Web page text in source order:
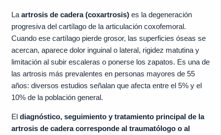
La artrosis de cadera (coxartrosis)es la degeneración
progresiva del cartílago de la articulación coxofemoral.
Cuando ese cartílago pierde grosor, las superficies óseas se
acercan, aparece dolor inguinal o lateral, rigidez matutina y
limitación al subir escaleras o ponerse los zapatos. Es una de
las artrosis más prevalentes en personas mayores de 55
años: diversos estudios señalan que afecta entre el 5% y el
10% de la población general.
El diagnóstico, seguimiento y tratamiento principal de la
artrosis de cadera corresponde al traumatólogo o al